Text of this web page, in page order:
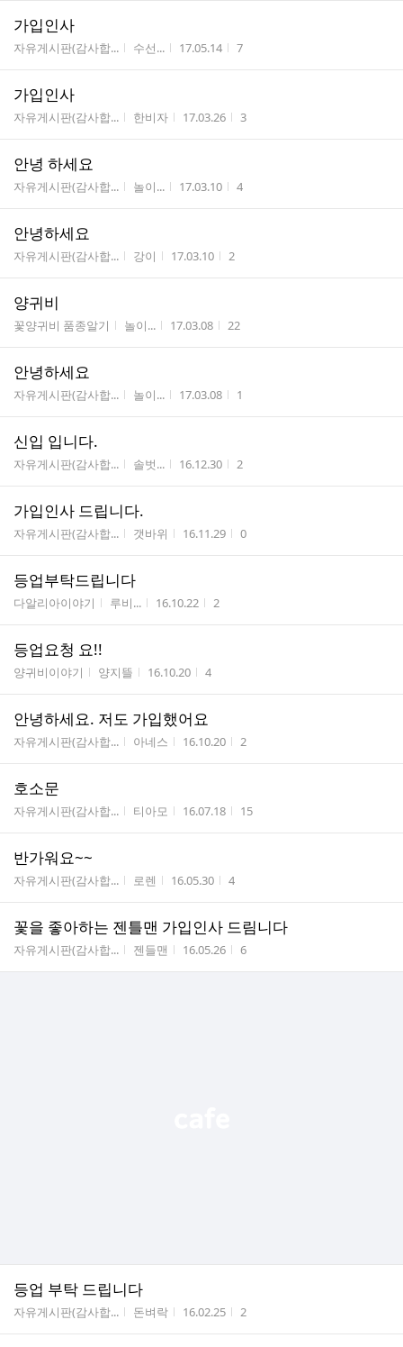
가입인사
게시판명
자유게시판(감사합... 작성자
수선... 작성시간
17.05.14 조회수
7
가입인사
게시판명
자유게시판(감사합... 작성자
한비자 작성시간
17.03.26 조회수
3
안녕 하세요
게시판명
자유게시판(감사합... 작성자
놀이... 작성시간
17.03.10 조회수
4
안녕하세요
게시판명
자유게시판(감사합... 작성자
강이 작성시간
17.03.10 조회수
2
양귀비
게시판명
꽃양귀비 품종알기 작성자
놀이... 작성시간
17.03.08 조회수
22
안녕하세요
게시판명
자유게시판(감사합... 작성자
놀이... 작성시간
17.03.08 조회수
1
신입 입니다.
게시판명
자유게시판(감사합... 작성자
솔벗... 작성시간
16.12.30 조회수
2
가입인사 드립니다.
게시판명
자유게시판(감사합... 작성자
갯바위 작성시간
16.11.29 조회수
0
등업부탁드립니다
게시판명
다알리아이야기 작성자
루비... 작성시간
16.10.22 조회수
2
등업요청 요!!
게시판명
양귀비이야기 작성자
양지뜰 작성시간
16.10.20 조회수
4
안녕하세요. 저도 가입했어요
게시판명
자유게시판(감사합... 작성자
아네스 작성시간
16.10.20 조회수
2
호소문
게시판명
자유게시판(감사합... 작성자
티아모 작성시간
16.07.18 조회수
15
반가워요~~
게시판명
자유게시판(감사합... 작성자
로렌 작성시간
16.05.30 조회수
4
꽃을 좋아하는 젠틀맨 가입인사 드림니다
게시판명
자유게시판(감사합... 작성자
젠들맨 작성시간
16.05.26 조회수
6
등업 부탁 드립니다
게시판명
자유게시판(감사합... 작성자
돈벼락 작성시간
16.02.25 조회수
2